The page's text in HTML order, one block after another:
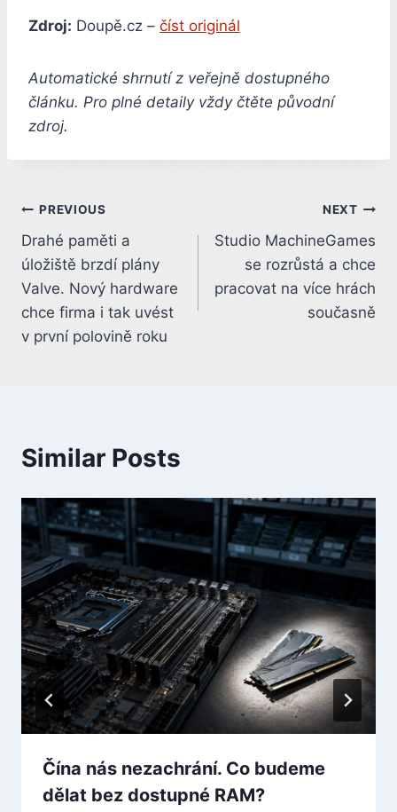
Zdroj: Doupě.cz – číst originál
Automatické shrnutí z veřejně dostupného
článku. Pro plné detaily vždy čtěte původní
zdroj.
Post
navigation
PREVIOUS
Drahé paměti a
úložiště brzdí plány
Valve. Nový hardware
chce firma i tak uvést
v první polovině roku
NEXT
Studio MachineGames
se rozrůstá a chce
pracovat na více hrách
současně
Similar Posts
Čína nás nezachrání. Co budeme
dělat bez dostupné RAM?